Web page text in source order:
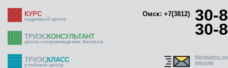
КУРС
кадровый центр
Омск: +7(3812) 30-
30-
ТРИЭСКОНСУЛЬТАНТ
центр сопровождение бизнеса
ТРИЭСКЛАСС
учебный центр
Напишите
письмо